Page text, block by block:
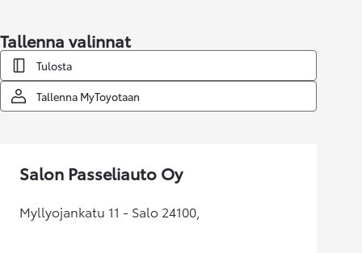
Tallenna valinnat
Tulosta
Tallenna MyToyotaan
Salon Passeliauto Oy
Myllyojankatu 11 - Salo 24100,